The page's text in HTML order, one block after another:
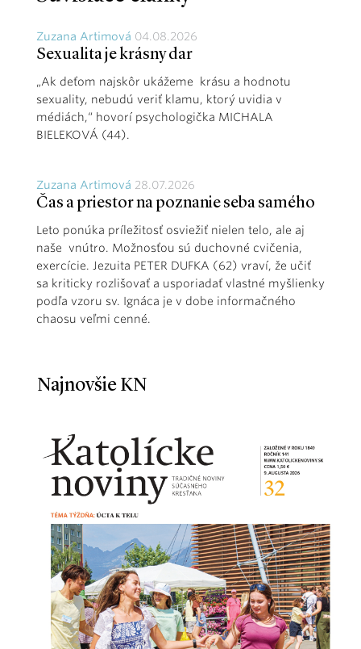
Zuzana Artimová 04.08.2026
Sexualita je krásny dar
„Ak deťom najskôr ukážeme krásu a hodnotu
sexuality, nebudú veriť klamu, ktorý uvidia v
médiách,“ hovorí psychologička MICHALA
BIELEKOVÁ (44).
Zuzana Artimová 28.07.2026
Čas a priestor na poznanie seba samého
Leto ponúka príležitosť osviežiť nielen telo, ale aj
naše vnútro. Možnosťou sú duchovné cvičenia,
exercície. Jezuita PETER DUFKA (62) vraví, že učiť
sa kriticky rozlišovať a usporiadať vlastné myšlienky
podľa vzoru sv. Ignáca je v dobe informačného
chaosu veľmi cenné.
Najnovšie KN